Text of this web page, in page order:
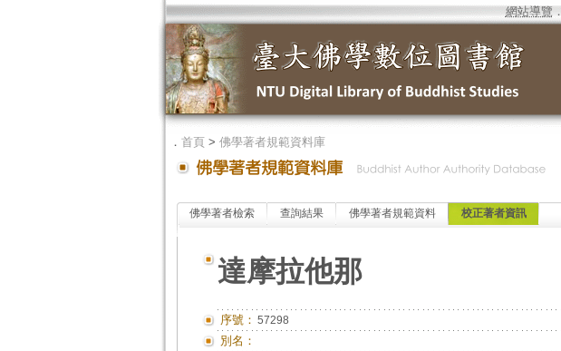
網站導覽 ．
． 首頁> 佛學著者規範資料庫
佛學著者檢索 查詢結果 佛學著者規範資料 校正著者資訊
達摩拉他那
序號： 57298
別名：